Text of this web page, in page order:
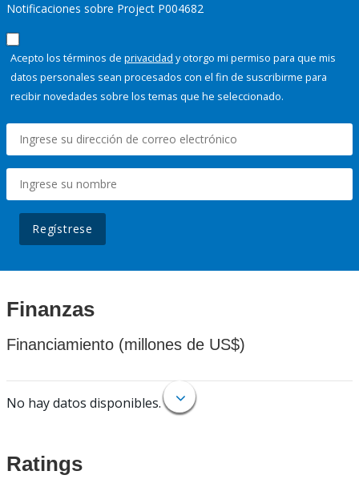
Notificaciones sobre Project P004682
Acepto los términos de privacidad y otorgo mi permiso para que mis
datos personales sean procesados con el fin de suscribirme para
recibir novedades sobre los temas que he seleccionado.
Regístrese
Finanzas
Financiamiento (millones de US$)
No hay datos disponibles.
Ratings